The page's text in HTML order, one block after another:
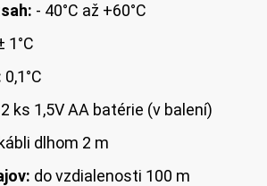
- 40°C až +60°C
1°C
0,1°C
2 ks 1,5V AA batérie (v balení)
dlhom 2 m
do vzdialenosti 100 m